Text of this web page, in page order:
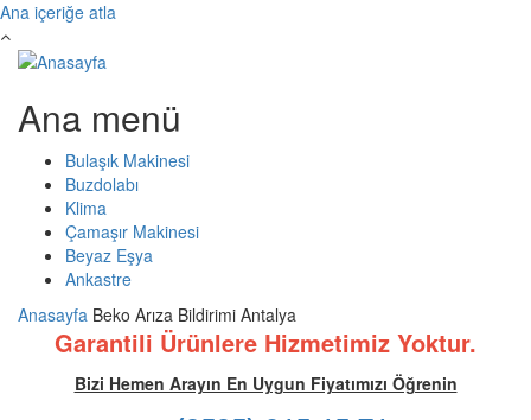
Ana içeriğe atla
Ana menü
Bulaşık Makinesi
Buzdolabı
Klima
Çamaşır Makinesi
Beyaz Eşya
Ankastre
Anasayfa Beko Arıza Bildirimi Antalya
Garantili Ürünlere Hizmetimiz Yoktur.
Bizi Hemen Arayın En Uygun Fiyatımızı Öğrenin